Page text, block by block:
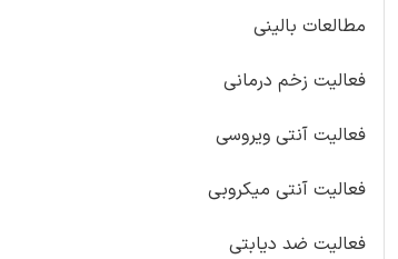
مطالعات بالینی
فعالیت زخم درمانی
فعالیت آنتی ویروسی
فعالیت آنتی میکروبی
فعالیت ضد دیابتی